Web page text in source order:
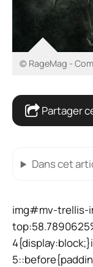
© RageMag -
Partager
Dans cet
img#mv-trellis-